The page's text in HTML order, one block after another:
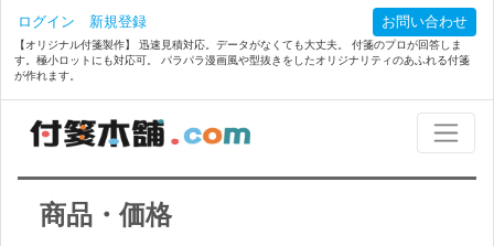
ログイン 新規登録 お問い合わせ
【オリジナル付箋製作】 迅速見積対応。データがなくても大丈夫。 付箋のプロが回答しま
す。極小ロットにも対応可。 パラパラ漫画風や型抜きをしたオリジナリティのあふれる付箋
が作れます。
商品・価格